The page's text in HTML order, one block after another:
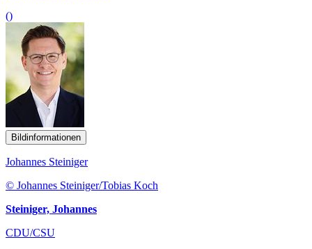
()
Bildinformationen
Johannes Steiniger
© Johannes Steiniger/Tobias Koch
Steiniger, Johannes
CDU/CSU